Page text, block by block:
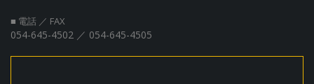
■ 電話 ／ FAX
054-645-4502 ／ 054-645-4505